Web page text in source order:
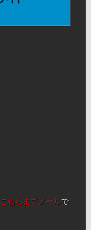
こちらまでメールで